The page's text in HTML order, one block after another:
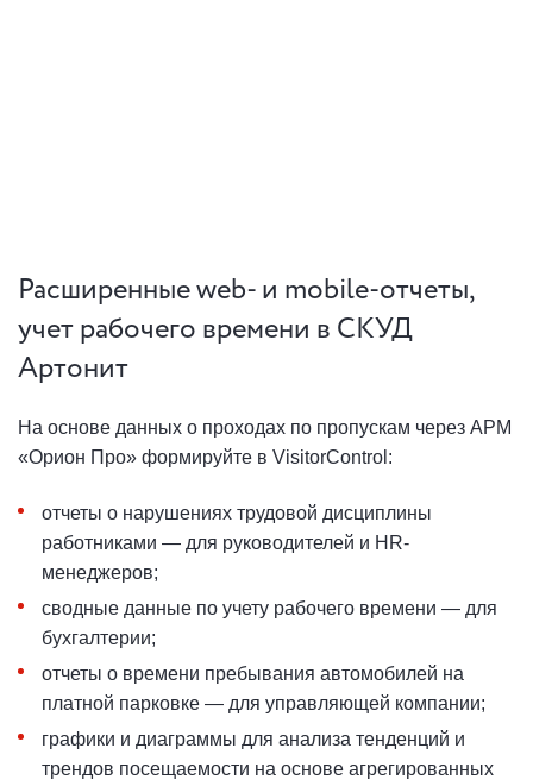
Расширенные web- и mobile-отчеты,
учет рабочего времени в СКУД
Артонит
На основе данных о проходах по пропускам через АРМ
«Орион Про» формируйте в VisitorControl:
отчеты о нарушениях трудовой дисциплины
работниками — для руководителей и HR-
менеджеров;
сводные данные по учету рабочего времени — для
бухгалтерии;
отчеты о времени пребывания автомобилей на
платной парковке — для управляющей компании;
графики и диаграммы для анализа тенденций и
трендов посещаемости на основе агрегированных